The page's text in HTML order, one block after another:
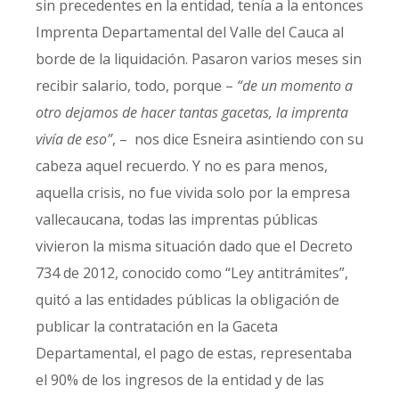
sin precedentes en la entidad, tenía a la entonces
Imprenta Departamental del Valle del Cauca al
borde de la liquidación. Pasaron varios meses sin
recibir salario, todo, porque – “de un momento a
otro dejamos de hacer tantas gacetas, la imprenta
vivía de eso”, – nos dice Esneira asintiendo con su
cabeza aquel recuerdo. Y no es para menos,
aquella crisis, no fue vivida solo por la empresa
vallecaucana, todas las imprentas públicas
vivieron la misma situación dado que el Decreto
734 de 2012, conocido como “Ley antitrámites”,
quitó a las entidades públicas la obligación de
publicar la contratación en la Gaceta
Departamental, el pago de estas, representaba
el 90% de los ingresos de la entidad y de las